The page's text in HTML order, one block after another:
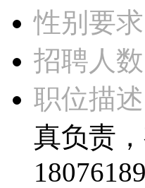
性别要求
招聘人数
职位描述
真负责